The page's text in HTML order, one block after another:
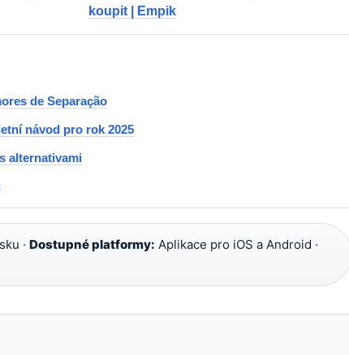
koupit | Empik
de Separação
návod pro rok 2025
alternativami
· Dostupné platformy: Aplikace pro iOS a Android ·